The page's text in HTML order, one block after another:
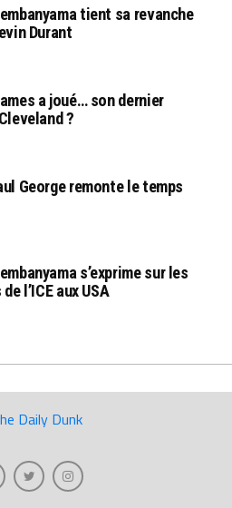
tient sa revanche
Durant
a joué… son dernier
?
George remonte le temps
s’exprime sur les
l’ICE aux USA